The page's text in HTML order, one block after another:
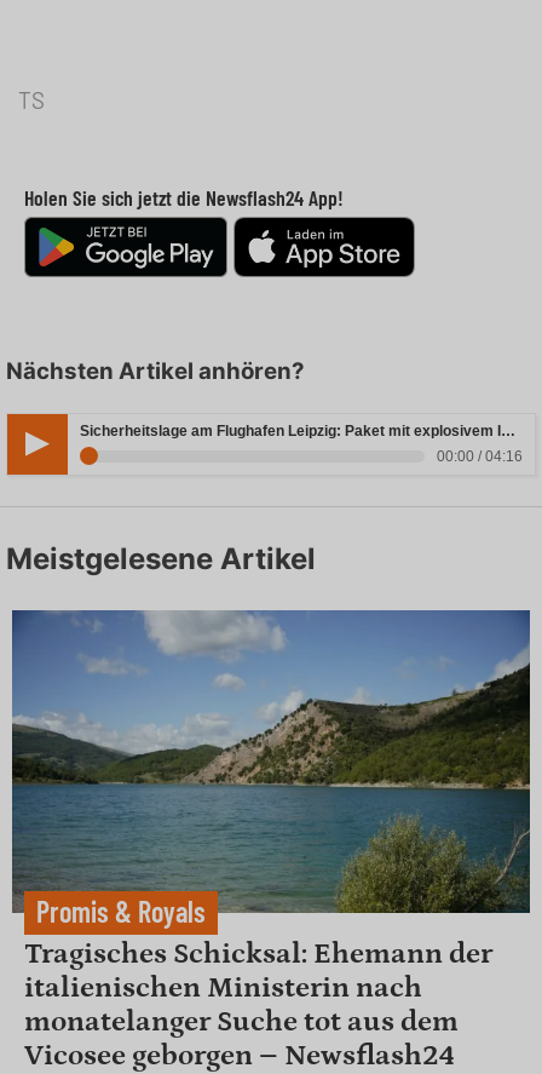
TS
Holen Sie sich jetzt die Newsflash24 App!
Nächsten Artikel anhören?
Sicherheitslage am Flughafen Leipzig: Paket mit explosivem Inhalt entdeckt
00:00 / 04:16
Meistgelesene Artikel
Promis & Royals
Tragisches Schicksal: Ehemann der
italienischen Ministerin nach
monatelanger Suche tot aus dem
Vicosee geborgen – Newsflash24